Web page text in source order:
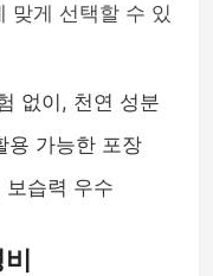
맞게 선택할 수 있
없이, 천연 성분
용 가능한 포장
습력 우수